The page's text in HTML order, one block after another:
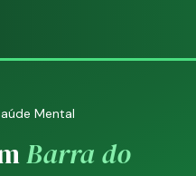
Mental
Barra do